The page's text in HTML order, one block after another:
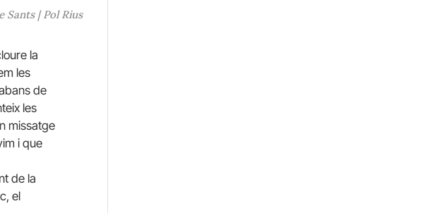
Sants | Pol Rius
la
les
de
les
missatge
i que
de la
el